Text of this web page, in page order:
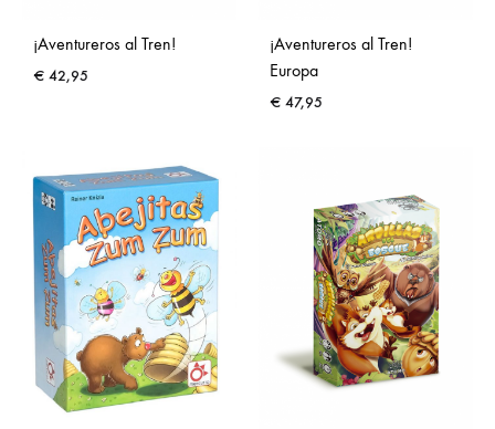
¡Aventureros al Tren!
€ 42,95
¡Aventureros al Tren!
Europa
€ 47,95